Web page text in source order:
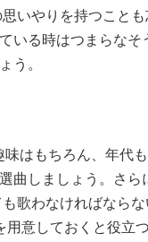
いやりを持つこと
いる時はつまらなそ
う。
はもちろん、年代
曲しましょう。さら
歌わなければならな
意しておくと役立